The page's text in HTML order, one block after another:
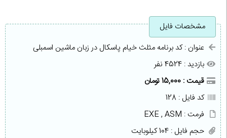
مشخصات فایل
عنوان : کد برنامه مثلث خیام پاسکال در زبان ماشین اسمبلی
بازدید : 4524 نفر
قیمت : 15,000 تومان
کد فایل : 128
فرمت : EXE , ASM
حجم فایل : 104 کیلوبایت